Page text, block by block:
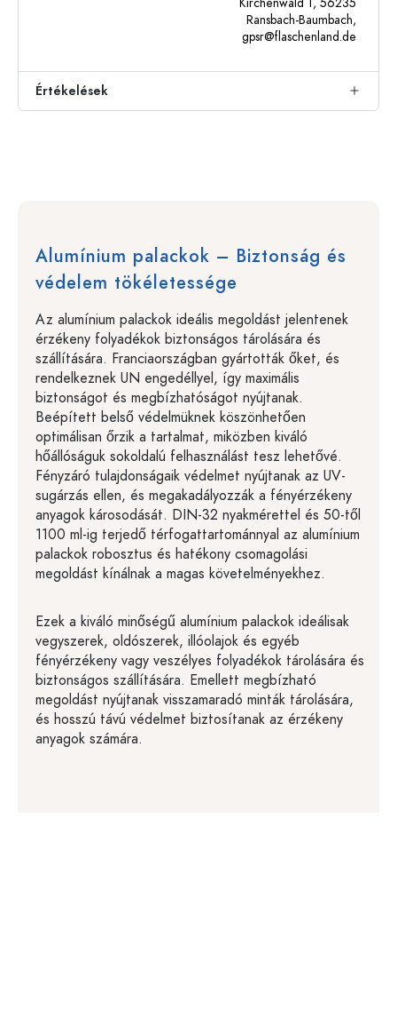
Ransbach-Baumbach,
gpsr@flaschenland.de
Értékelések
Alumínium palackok – Biztonság és
védelem tökéletessége
Az alumínium palackok ideális megoldást jelentenek
érzékeny folyadékok biztonságos tárolására és
szállítására. Franciaországban gyártották őket, és
rendelkeznek UN engedéllyel, így maximális
biztonságot és megbízhatóságot nyújtanak.
Beépített belső védelmüknek köszönhetően
optimálisan őrzik a tartalmat, miközben kiváló
hőállóságuk sokoldalú felhasználást tesz lehetővé.
Fényzáró tulajdonságaik védelmet nyújtanak az UV-
sugárzás ellen, és megakadályozzák a fényérzékeny
anyagok károsodását. DIN-32 nyakmérettel és 50-től
1100 ml-ig terjedő térfogattartománnyal az alumínium
palackok robosztus és hatékony csomagolási
megoldást kínálnak a magas követelményekhez.
Ezek a kiváló minőségű alumínium palackok ideálisak
vegyszerek, oldószerek, illóolajok és egyéb
fényérzékeny vagy veszélyes folyadékok tárolására és
biztonságos szállítására. Emellett megbízható
megoldást nyújtanak visszamaradó minták tárolására,
és hosszú távú védelmet biztosítanak az érzékeny
anyagok számára.